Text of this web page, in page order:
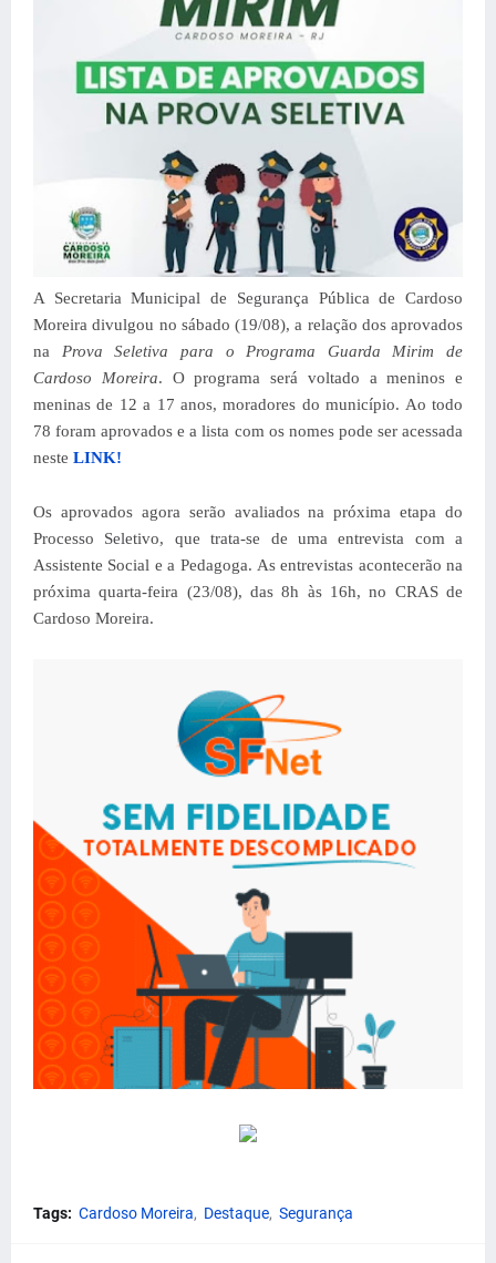
A Secretaria Municipal de Segurança Pública de Cardoso
Moreira divulgou no sábado (19/08), a relação dos aprovados
na Prova Seletiva para o Programa Guarda Mirim de
Cardoso Moreira. O programa será voltado a meninos e
meninas de 12 a 17 anos, moradores do município. Ao todo
78 foram aprovados e a lista com os nomes pode ser acessada
neste LINK!
Os aprovados agora serão avaliados na próxima etapa do
Processo Seletivo, que trata-se de uma entrevista com a
Assistente Social e a Pedagoga. As entrevistas acontecerão na
próximaquarta-feira (23/08), das 8h às 16h, no CRAS de
Cardoso Moreira.
Tags: Cardoso Moreira Destaque Segurança